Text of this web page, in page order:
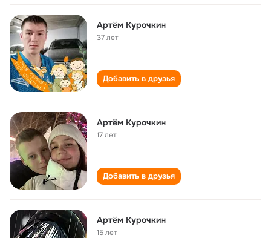
Артём Курочкин
37 лет
Добавить в друзья
Артём Курочкин
17 лет
Добавить в друзья
Артём Курочкин
15 лет